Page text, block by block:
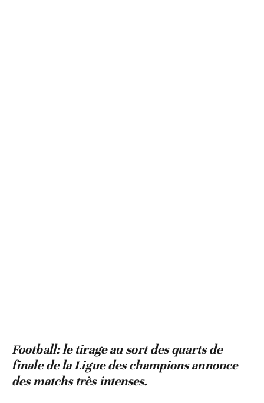
Football: le tirage au sort des quarts de
finale de la Ligue des champions annonce
des matchs très intenses.